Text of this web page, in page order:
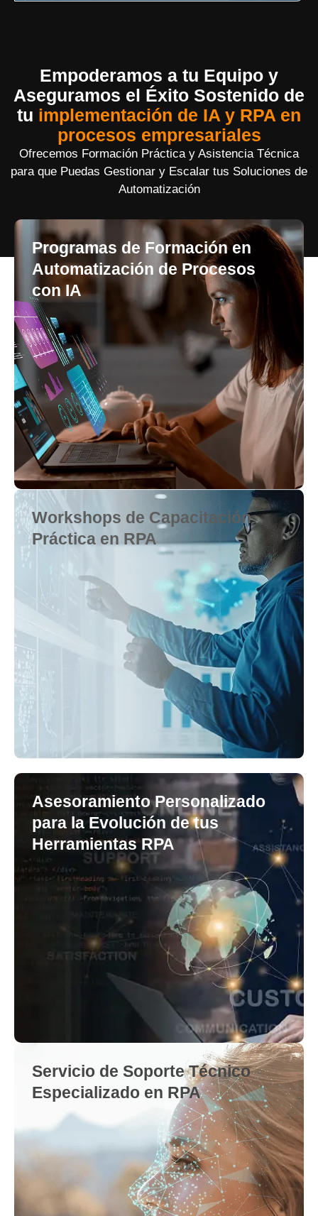
Empoderamos a tu Equipo y
Aseguramos el Éxito Sostenido de
tu implementación de IA y RPA en
procesos empresariales
Ofrecemos Formación Práctica y Asistencia Técnica
para que Puedas Gestionar y Escalar tus Soluciones de
Automatización
Workshops de Capacitación
Práctica en RPA
Programas de Formación en
Automatización de Procesos
con IA
Servicio de Soporte Técnico
Especializado en RPA
Asesoramiento Personalizado
para la Evolución de tus
Herramientas RPA